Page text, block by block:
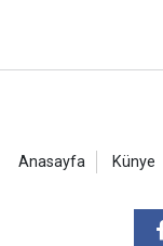
Anasayfa Künye